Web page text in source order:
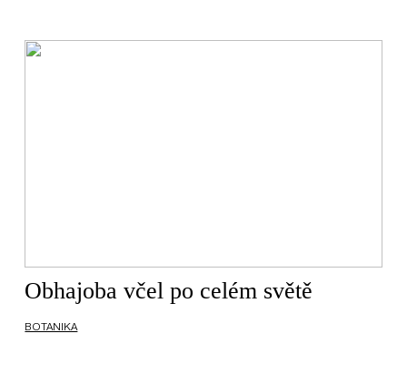
Obhajoba včel po celém světě
BOTANIKA